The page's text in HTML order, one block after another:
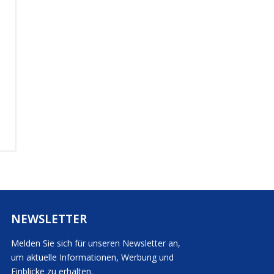
NEWSLETTER
Melden Sie sich für unseren Newsletter an,
um aktuelle Informationen, Werbung und
Einblicke zu erhalten.